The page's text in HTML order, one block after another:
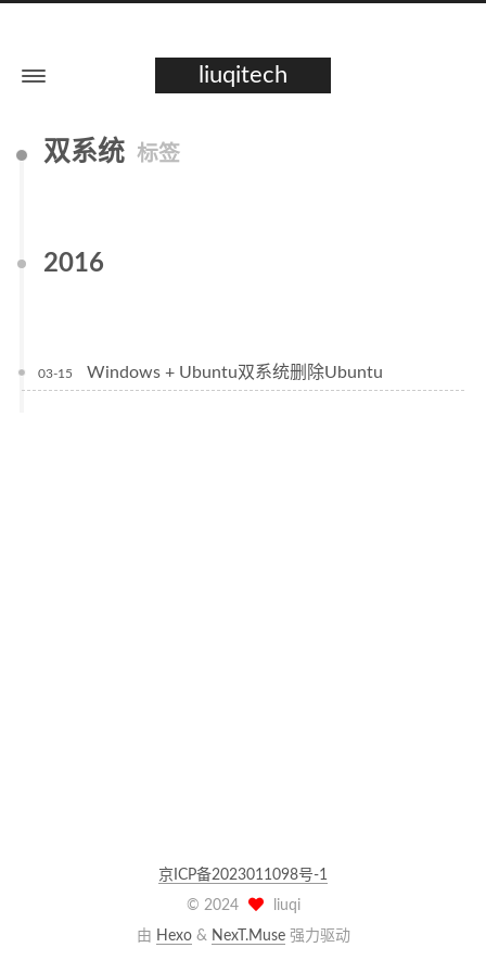
liuqitech
双系统 标签
2016
03-15 Windows + Ubuntu双系统删除Ubuntu
京ICP备2023011098号-1
© 2024
liuqi
由 Hexo& NexT.Muse强力驱动